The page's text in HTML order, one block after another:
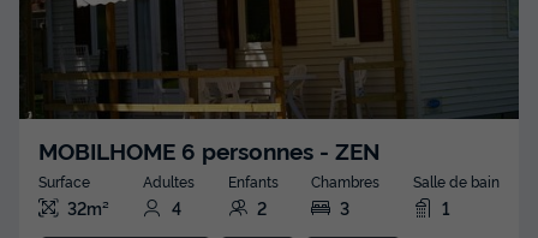
MOBILHOME 6 personnes - ZEN
Surface
32m²
Adultes
4
Enfants
2
Chambres
3
Salle de bain
1